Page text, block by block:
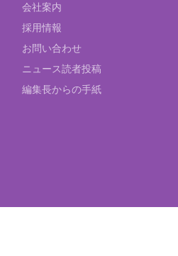
会社案内
採用情報
お問い合わせ
ニュース読者投稿
編集長からの手紙